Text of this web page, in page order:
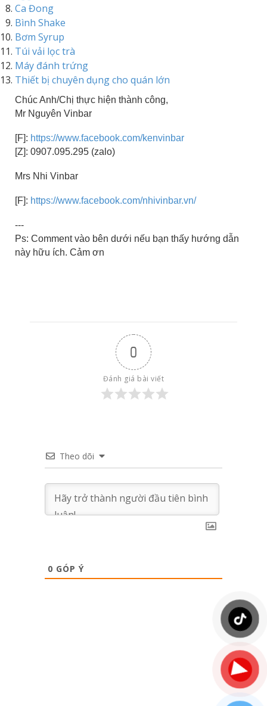
Ca Đong
Bình Shake
Bơm Syrup
Túi vải lọc trà
Máy đánh trứng
Thiết bị chuyên dụng cho quán lớn
Chúc Anh/Chị thực hiện thành công,
Mr Nguyên Vinbar
[F]: https://www.facebook.com/kenvinbar
[Z]: 0907.095.295 (zalo)
Mrs Nhi Vinbar
[F]: https://www.facebook.com/nhivinbar.vn/
---
Ps: Comment vào bên dưới nếu bạn thấy hướng dẫn
này hữu ích. Cảm ơn
0
Đánh giá bài viết
Theo dõi
0 GÓP Ý